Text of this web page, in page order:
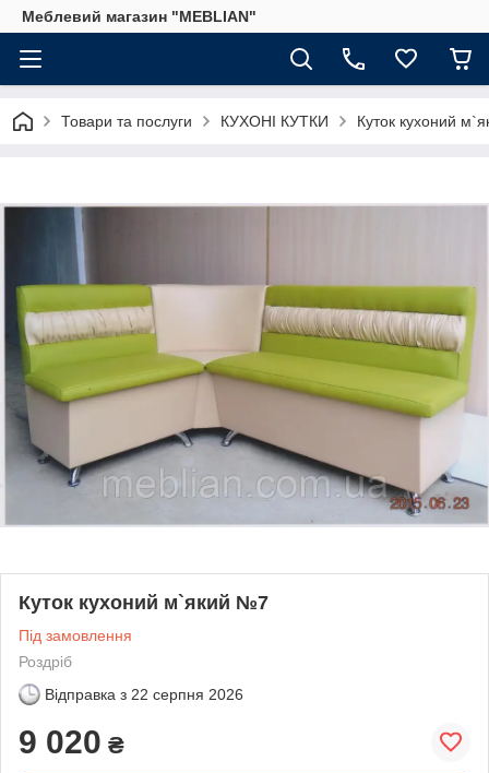
Меблевий магазин "MEBLIAN"
Товари та послуги КУХОНІ КУТКИ Куток кухоний
Куток кухоний м`який №7
Під замовлення
Роздріб
Відправка з 22 серпня 2026
9 020 ₴